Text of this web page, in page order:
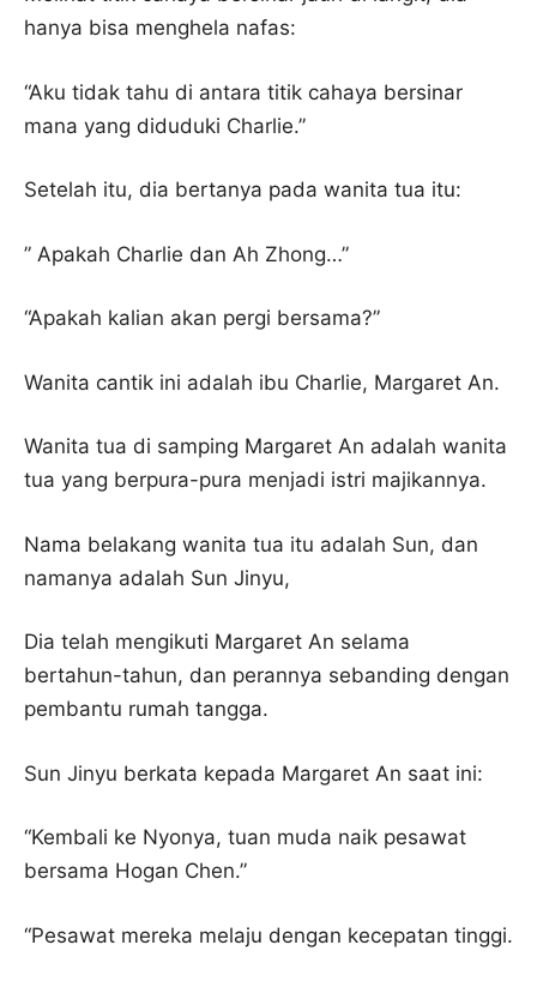
hanya bisa menghela nafas:
“Aku tidak tahu di antara titik cahaya bersinar
mana yang diduduki Charlie.”
Setelah itu, dia bertanya pada wanita tua itu:
” Apakah Charlie dan Ah Zhong…”
“Apakah kalian akan pergi bersama?”
Wanita cantik ini adalah ibu Charlie, Margaret An.
Wanita tua di samping Margaret An adalah wanita
tua yang berpura-pura menjadi istri majikannya.
Nama belakang wanita tua itu adalah Sun, dan
namanya adalah Sun Jinyu,
Dia telah mengikuti Margaret An selama
bertahun-tahun, dan perannya sebanding dengan
pembantu rumah tangga.
Sun Jinyu berkata kepada Margaret An saat ini:
“Kembali ke Nyonya, tuan muda naik pesawat
bersama Hogan Chen.”
“Pesawat mereka melaju dengan kecepatan tinggi.